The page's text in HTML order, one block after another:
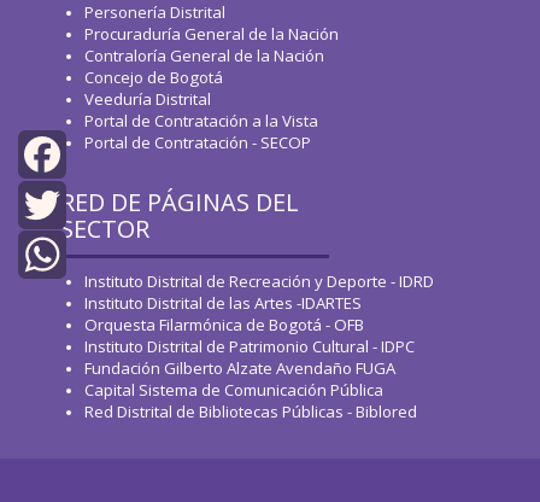
Facebook
Twitter
WhatsApp
Personería Distrital
Procuraduría General de la Nación
Contraloría General de la Nación
Concejo de Bogotá
Veeduría Distrital
Portal de Contratación a la Vista
Portal de Contratación - SECOP
RED DE PÁGINAS DEL
SECTOR
Instituto Distrital de Recreación y Deporte - IDRD
Instituto Distrital de las Artes -IDARTES
Orquesta Filarmónica de Bogotá - OFB
Instituto Distrital de Patrimonio Cultural - IDPC
Fundación Gilberto Alzate Avendaño FUGA
Capital Sistema de Comunicación Pública
Red Distrital de Bibliotecas Públicas - Biblored